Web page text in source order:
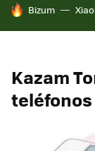
HOY SE HABLA
Bizum
Kazam